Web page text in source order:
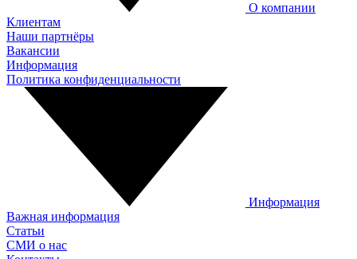
О компании
Клиентам
Наши партнёры
Вакансии
Информация
Политика конфиденциальности
Информация
Важная информация
Статьи
СМИ о нас